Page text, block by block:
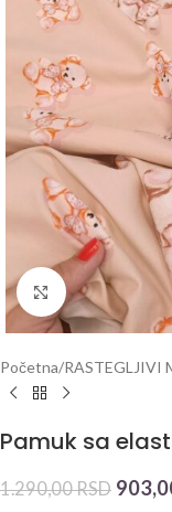
Click to enlarge
Početna/RASTEGLJIVI
Pamuk sa
1.290,00RSD